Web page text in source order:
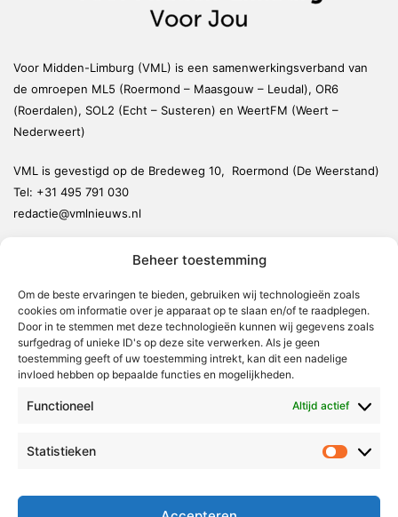
Beheer toestemming
Om de beste ervaringen te bieden, gebruiken wij technologieën zoals
cookies om informatie over je apparaat op te slaan en/of te raadplegen.
Door in te stemmen met deze technologieën kunnen wij gegevens zoals
surfgedrag of unieke ID's op deze site verwerken. Als je geen
toestemming geeft of uw toestemming intrekt, kan dit een nadelige
invloed hebben op bepaalde functies en mogelijkheden.
Functioneel Altijd actief
Statistieken
Voor Midden-Limburg (VML) is een samenwerkingsverband van
de omroepen ML5 (Roermond – Maasgouw – Leudal), OR6
(Roerdalen), SOL2 (Echt – Susteren) en WeertFM (Weert –
Nederweert)
VML is gevestigd op de Bredeweg 10, Roermond (De Weerstand)
Tel: +31 495 791 030
redactie@vmlnieuws.nl
Leudal
Maasgouw
Echt-Susteren
Radio & TV